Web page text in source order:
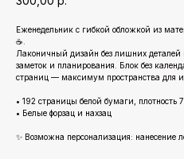
Еженедельник с гибкой обложкой из
☕.
Лаконичный дизайн без лишних деталей
заметок и планирования. Блок без
страниц — максимум пространства для
• 192 страницы белой бумаги, плотность
• Белые форзац и нахзац
✨ Возможна персонализация: нанесение